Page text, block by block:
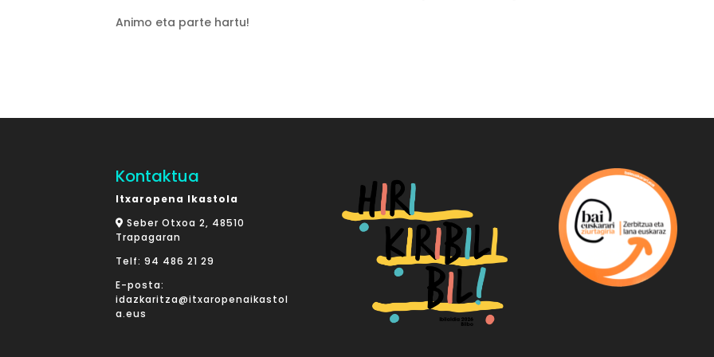
Animo eta parte hartu!
Kontaktua
Itxaropena Ikastola
Seber Otxoa 2, 48510
Trapagaran
Telf: 94 486 21 29
E-posta:
idazkaritza@itxaropenaikastol
a.eus